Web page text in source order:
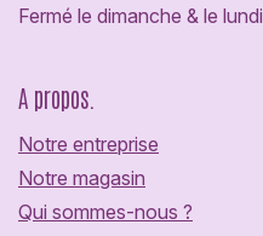
Fermé le dimanche & le lundi
A propos.
Notre entreprise
Notre magasin
Qui sommes-nous ?